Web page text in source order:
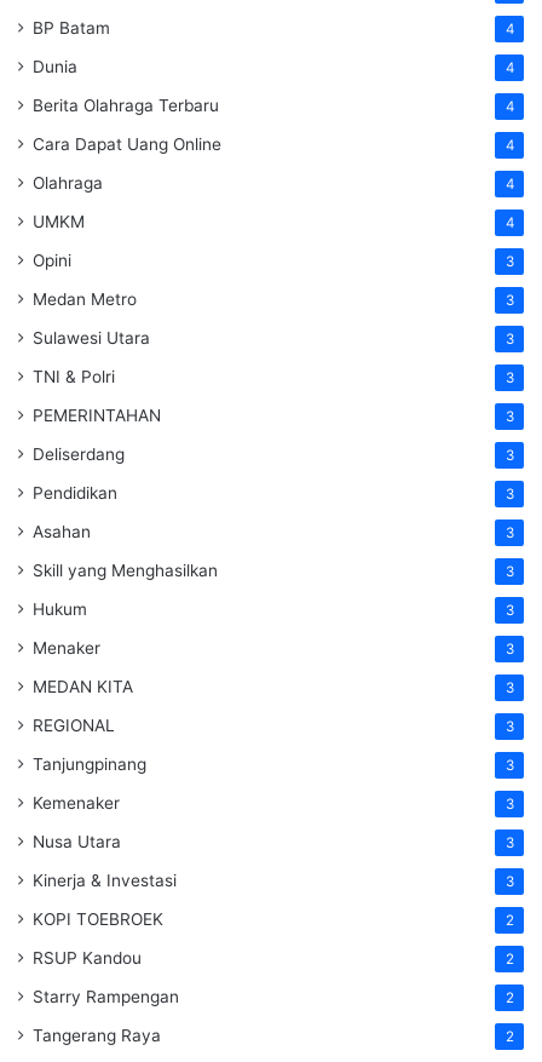
BP Batam 4
Dunia 4
Berita Olahraga Terbaru 4
Cara Dapat Uang Online 4
Olahraga 4
UMKM 4
Opini 3
Medan Metro 3
Sulawesi Utara 3
TNI & Polri 3
PEMERINTAHAN 3
Deliserdang 3
Pendidikan 3
Asahan 3
Skill yang Menghasilkan 3
Hukum 3
Menaker 3
MEDAN KITA 3
REGIONAL 3
Tanjungpinang 3
Kemenaker 3
Nusa Utara 3
Kinerja & Investasi 3
KOPI TOEBROEK 2
RSUP Kandou 2
Starry Rampengan 2
Tangerang Raya 2